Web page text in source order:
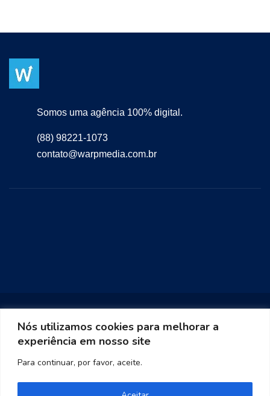
Nós utilizamos cookies para melhorar a
experiência em nosso site
Para continuar, por favor, aceite.
Somos uma agência 100% digital.
(88) 98221-1073
contato@warpmedia.com.br